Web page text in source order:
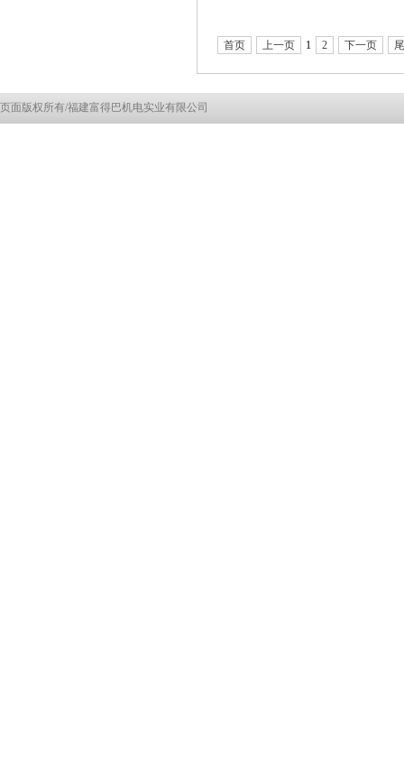
首页 上一页 1 2 下一页
页面版权所有/福建富得巴机电实业有限公司